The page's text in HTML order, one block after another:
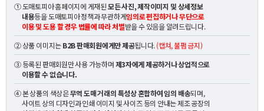
① 도매토피아 홈페이지에 게재된모든 사진, 제작이미지 및 상세정보
내용등을 도매토피아 정책과 무관하게임의로 편집하거나 무단으로
이용 및 도용 할 경우 법률에 따라 처벌받을 수 있음을 알려드립니다.
② 상품 이미지는B2B 판매회원에게만 제공됩니다.(캡쳐, 불펌 금지)
③ 등록된 판매회원만 사용 가능하며제3자에게 제공하거나 상업적으로
이용할 수 없습니다.
④ 본 상품의 색상은무역 도매 거래의 특성상 혼합하여 임의 배송되며,
사이트 상의 디자인과 인쇄 이미지 및 사이즈 등의 안내는 제조 공장의